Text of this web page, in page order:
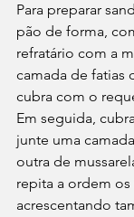
Para preparar
pão de forma,
refratário com a
camada de fatias
cubra com o
Em seguida,
junte uma
outra de
repita a ordem
acrescentando